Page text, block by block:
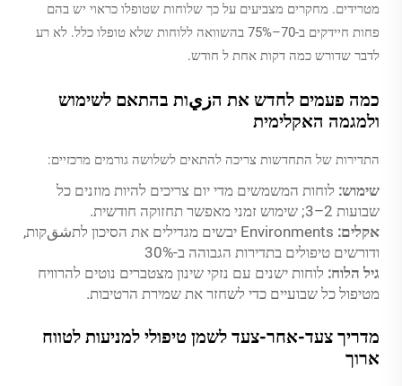
מטרידים. מחקרים מצביעים על כך שלוחות שטופלו כראוי יש בהם
פחות חיידקים ב-70–75% בהשוואה ללוחות שלא טופלו כלל. לא רע
לדבר שדורש כמה דקות אחת ל חודש.
כמה פעמים לחדש את הزيות בהתאם לשימוש
ולמגמה האקלימית
התדירות של התחדשות צריכה להתאים לשלושה גורמים מרכזיים:
שימוש: לוחות המשמשים מדי יום צריכים להיות מוזנים כל
שבועות 2–3; שימוש זמני מאפשר תחזוקה חודשית.
אקלים:
Environments יבשים מגדילים את הסיכון לתشقקות,
ודורשים טיפולים בתדירות הגבוהה ב-30%
גיל הלוח: לוחות ישנים עם נזקי שינון מצטברים נוטים להרוויח
מטיפול כל שבועיים כדי לשחזר את שמירת הרטיבות.
מדריך צעד-אחר-צעד לשמן טיפולי למניעות לטווח
ארוך